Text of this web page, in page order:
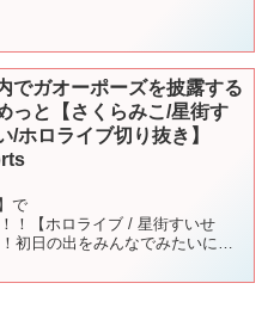
でガオーポーズを披露する
っと【さくらみこ/星街す
/ホロライブ切り抜き】
で
！【ホロライブ / 星街すいせ
初日の出をみんなでみたいに